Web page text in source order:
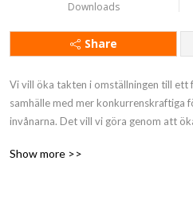
Downloads
Share
Vi vill öka takten i omställningen till ett
samhälle med mer konkurrenskraftiga
invånarna. Det vill vi göra genom att
Region Jämtland Härjedalen och
Show more >>